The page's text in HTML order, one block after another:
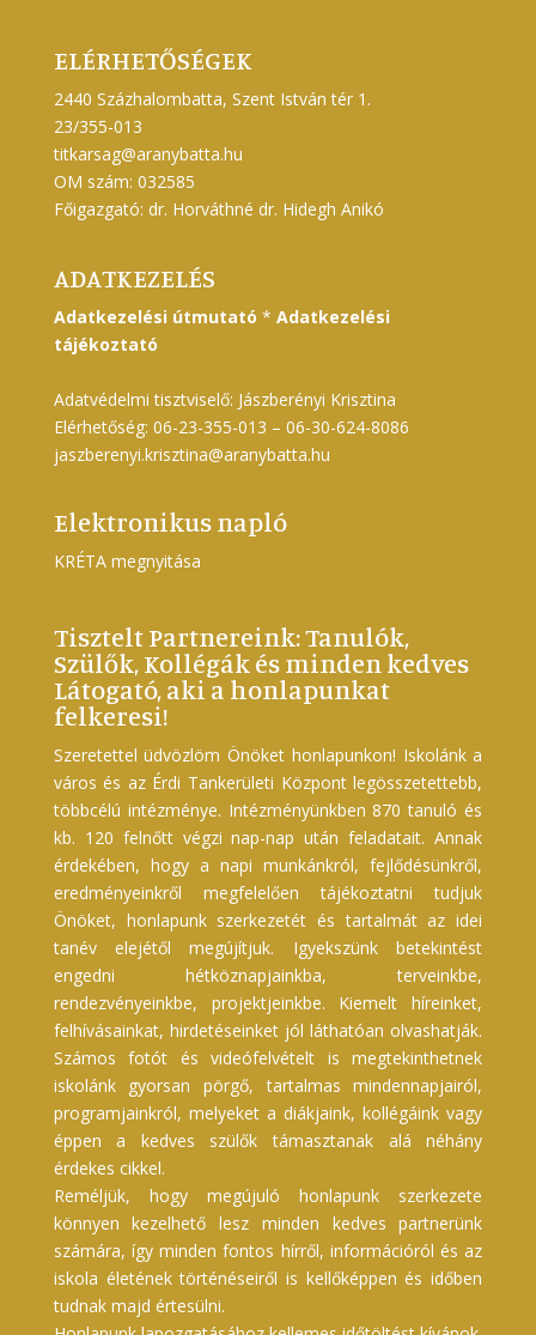
ELÉRHETŐSÉGEK
2440 Százhalombatta, Szent István tér 1.
23/355-013
titkarsag@aranybatta.hu
OM szám: 032585
Főigazgató: dr. Horváthné dr. Hidegh Anikó
ADATKEZELÉS
Adatkezelési útmutató * Adatkezelési
tájékoztató
Adatvédelmi tisztviselő: Jászberényi Krisztina
Elérhetőség: 06-23-355-013 – 06-30-624-8086
jaszberenyi.krisztina@aranybatta.hu
Elektronikus napló
KRÉTA megnyitása
Tisztelt Partnereink: Tanulók,
Szülők, Kollégák és minden kedves
Látogató, aki a honlapunkat
felkeresi!
Szeretettel üdvözlöm Önöket honlapunkon! Iskolánk a
város és az Érdi Tankerületi Központ legösszetettebb,
többcélú intézménye. Intézményünkben 870 tanuló és
kb. 120 felnőtt végzi nap-nap után feladatait. Annak
érdekében, hogy a napi munkánkról, fejlődésünkről,
eredményeinkről megfelelően tájékoztatni tudjuk
Önöket, honlapunk szerkezetét és tartalmát az idei
tanév elejétől megújítjuk. Igyekszünk betekintést
engedni hétköznapjainkba, terveinkbe,
rendezvényeinkbe, projektjeinkbe. Kiemelt híreinket,
felhívásainkat, hirdetéseinket jól láthatóan olvashatják.
Számos fotót és videófelvételt is megtekinthetnek
iskolánk gyorsan pörgő, tartalmas mindennapjairól,
programjainkról, melyeket a diákjaink, kollégáink vagy
éppen a kedves szülők támasztanak alá néhány
érdekes cikkel.
Reméljük, hogy megújuló honlapunk szerkezete
könnyen kezelhető lesz minden kedves partnerünk
számára, így minden fontos hírről, információról és az
iskola életének történéseiről is kellőképpen és időben
tudnak majd értesülni.